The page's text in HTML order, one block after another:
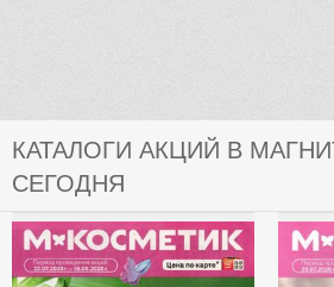
КАТАЛОГИ АКЦИЙ В
СЕГОДНЯ